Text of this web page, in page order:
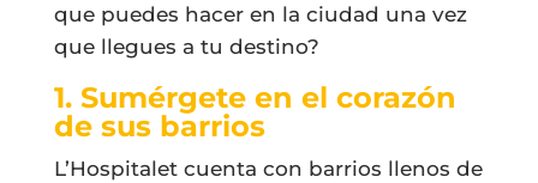
que puedes hacer en la ciudad una vez
que llegues a tu destino?
1. Sumérgete en el corazón
de sus barrios
L’Hospitalet cuenta con barrios llenos de